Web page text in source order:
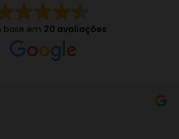
base em 20 avaliações